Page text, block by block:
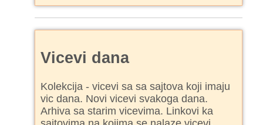
Vicevi dana
Kolekcija - vicevi sa sa sajtova koji imaju
vic dana. Novi vicevi svakoga dana.
Arhiva sa starim vicevima. Linkovi ka